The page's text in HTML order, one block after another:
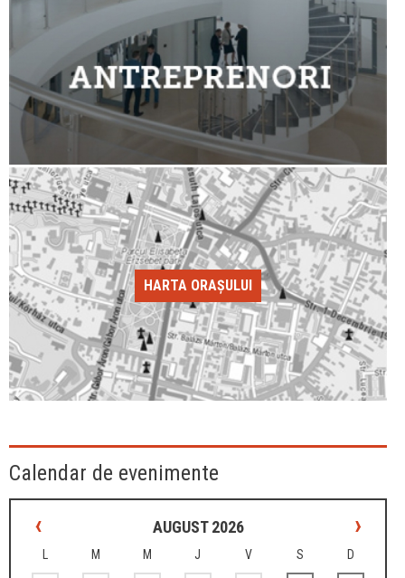
HARTA ORAȘULUI
Calendar de evenimente
‹ AUGUST 2026 ›
L M M J V S D